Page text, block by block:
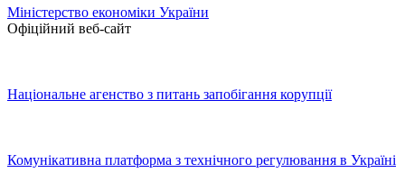
Міністерство економіки України
Офіційний веб-сайт
Національне агенство з питань запобігання корупції
Комунікативна платформа з технічного регулювання в Україні